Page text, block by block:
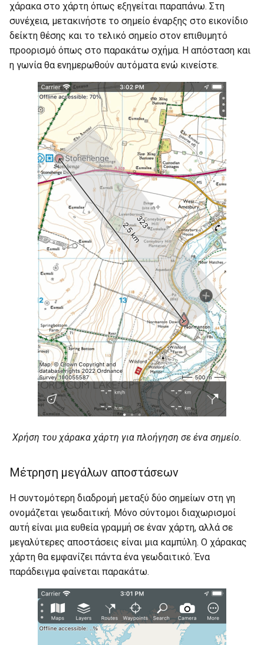
χάρακα στο χάρτη όπως εξηγείται παραπάνω. Στη
συνέχεια, μετακινήστε το σημείο έναρξης στο εικονίδιο
δείκτη θέσης και το τελικό σημείο στον επιθυμητό
προορισμό όπως στο παρακάτω σχήμα. Η απόσταση και
η γωνία θα ενημερωθούν αυτόματα ενώ κινείστε.
Χρήση του χάρακα χάρτη για πλοήγηση σε ένα σημείο.
Μέτρηση μεγάλων αποστάσεων
Η συντομότερη διαδρομή μεταξύ δύο σημείων στη γη
ονομάζεται γεωδαιτική. Μόνο σύντομοι διαχωρισμοί
αυτή είναι μια ευθεία γραμμή σε έναν χάρτη, αλλά σε
μεγαλύτερες αποστάσεις είναι μια καμπύλη. Ο χάρακας
χάρτη θα εμφανίζει πάντα ένα γεωδαιτικό. Ένα
παράδειγμα φαίνεται παρακάτω.